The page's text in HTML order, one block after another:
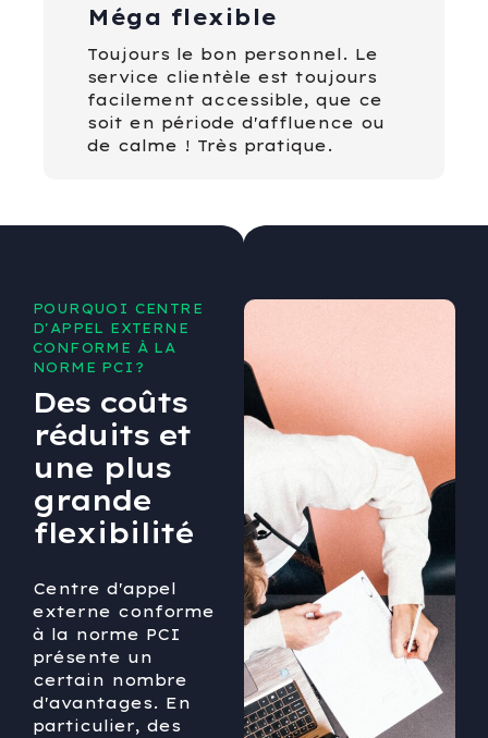
Méga flexible
Toujours le bon personnel. Le
service clientèle est toujours
facilement accessible, que ce
soit en période d'affluence ou
de calme ! Très pratique.
POURQUOI CENTRE
D'APPEL EXTERNE
CONFORME À LA
NORME PCI?
Des coûts
réduits et
une plus
grande
flexibilité
Centre d'appel
externe conforme
à la norme PCI
présente un
certain nombre
d'avantages. En
particulier, des